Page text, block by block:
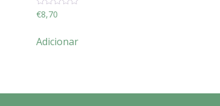
Avaliação
0
€8,70
Adicionar